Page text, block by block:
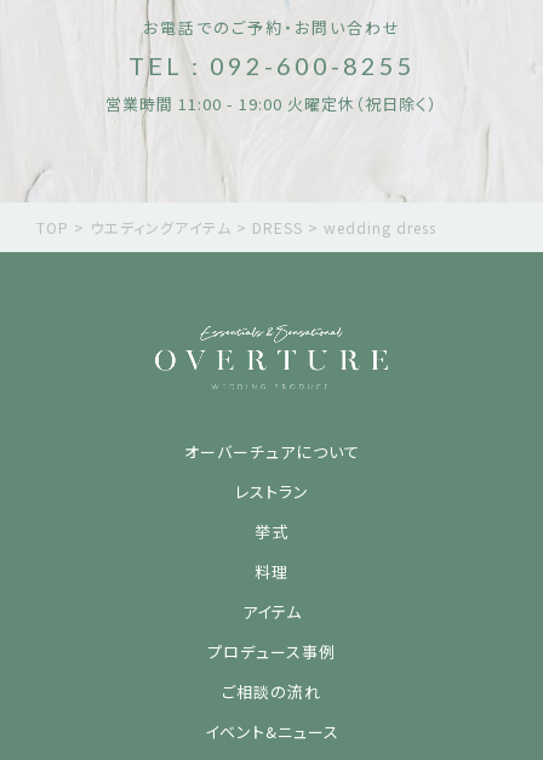
お電話でのご予約・お問い合わせ
TEL : 092-600-8255
営業時間 11:00 - 19:00 火曜定休（祝日除く）
TOP > ウエディングアイテム > DRESS > wedding dress
オーバーチュアについて
レストラン
挙式
料理
アイテム
プロデュース事例
ご相談の流れ
イベント&ニュース